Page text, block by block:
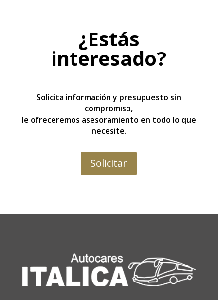
¿Estás
interesado?
Solicita información y presupuesto sin
compromiso,
le ofreceremos asesoramiento en todo lo que
necesite.
Solicitar